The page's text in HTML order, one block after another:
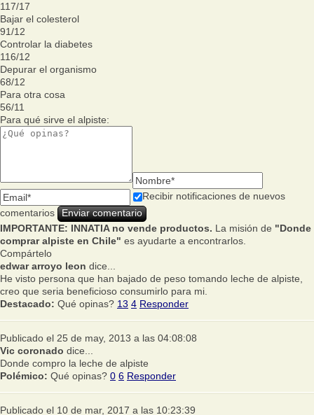
117/17
Bajar el colesterol
91/12
Controlar la diabetes
116/12
Depurar el organismo
68/12
Para otra cosa
56/11
Para qué sirve el alpiste:
Recibir notificaciones de nuevos
comentarios
IMPORTANTE: INNATIA no vende productos. La misión de "Donde
comprar alpiste en Chile" es ayudarte a encontrarlos.
Compártelo
edwar arroyo leon dice...
He visto persona que han bajado de peso tomando leche de alpiste,
creo que seria beneficioso consumirlo para mi.
Destacado: Qué opinas? 13 4 Responder
Publicado el 25 de may, 2013 a las 04:08:08
Vic coronado dice...
Donde compro la leche de alpiste
Polémico: Qué opinas? 0 6 Responder
Publicado el 10 de mar, 2017 a las 10:23:39